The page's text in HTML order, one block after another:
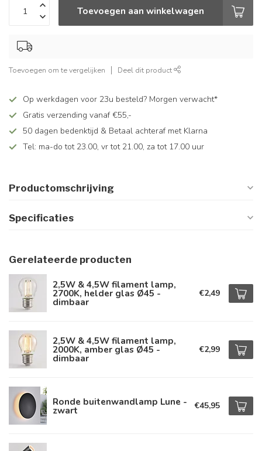
Toevoegen aan winkelwagen
Toevoegen om te vergelijken Deel dit product
Op werkdagen voor 23u besteld? Morgen verwacht*
Gratis verzending vanaf €55,-
50 dagen bedenktijd & Betaal achteraf met Klarna
Tel: ma-do tot 23.00, vr tot 21.00, za tot 17.00 uur
Productomschrijving
Specificaties
Gerelateerde producten
2,5W & 4,5W filament lamp,
2700K, helder glas Ø45 -
dimbaar
€2,49
2,5W & 4,5W filament lamp,
2000K, amber glas Ø45 -
dimbaar
€2,99
Ronde buitenwandlamp Lune -
zwart €45,95